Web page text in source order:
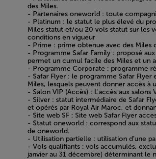
des Miles.
- Partenaires oneworld : toute
- Platinum : le statut le plus élevé du
Miles statut et/ou 20 vols statut sur les
conditions en vigueur
- Prime : prime obtenue avec des Miles
- Programme Safar Family : proposé
permet un cumul facile des Miles et un
- Programme Corporate : programme
- Safar Flyer : le programme Safar
Miles, lesquels peuvent donner accès à
- Salon VIP (Accès) : L'accès aux
- Silver : statut intermédiaire de Safar
et opérés par Royal Air Maroc, et
- Site web SF : Site web Safar Flyer
- Statut oneworld : correspond aux
de oneworld.
- Utilisation partielle : utilisation d’une
- Vols qualifiants : vols accumulés,
janvier au 31 décembre) déterminant le